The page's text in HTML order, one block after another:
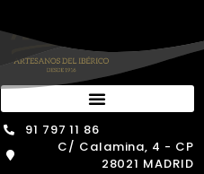
al
contenido
91 797 11 86
C/ Calamina, 4 - CP
28021 MADRID